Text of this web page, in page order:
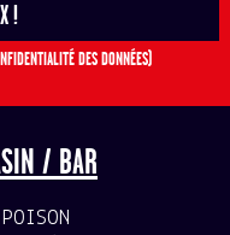
DES DONNÉES)
/ BAR